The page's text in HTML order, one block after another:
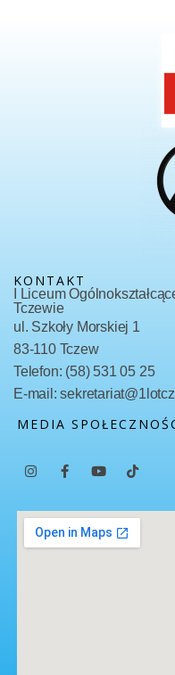
KONTAKT
I Liceum
Tczewie
ul. Szkoły Morskiej 1
83-110 Tczew
Telefon: (58) 531 05 25
E-mail:
MEDIA